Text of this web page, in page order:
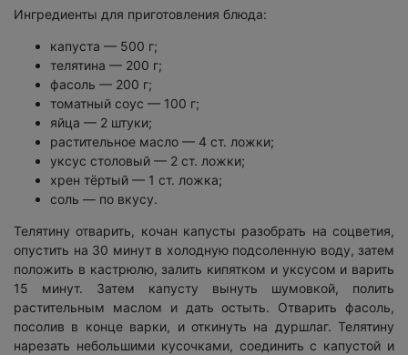
Ингредиенты для приготовления блюда:
капуста — 500 г;
телятина — 200 г;
фасоль — 200 г;
томатный соус — 100 г;
яйца — 2 штуки;
растительное масло — 4 ст. ложки;
уксус столовый — 2 ст. ложки;
хрен тёртый — 1 ст. ложка;
соль — по вкусу.
Телятину отварить, кочан капусты разобрать на соцветия,
опустить на 30 минут в холодную подсоленную воду, затем
положить в кастрюлю, залить кипятком и уксусом и варить
15 минут. Затем капусту вынуть шумовкой, полить
растительным маслом и дать остыть. Отварить фасоль,
посолив в конце варки, и откинуть на дуршлаг. Телятину
нарезать небольшими кусочками, соединить с капустой и